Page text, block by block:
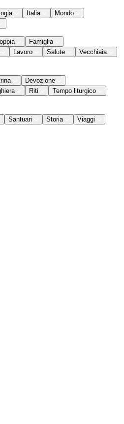
Italia
Mondo
Famiglia
Lavoro Salute
Vecchiaia
Devozione
Riti
Tempo liturgico
Santuari Storia Viaggi